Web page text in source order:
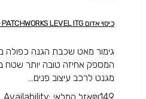
כיסוי אדום IPHONE 8 / 7 – PATCHWORKS LEVEL ITG
גימור מאט שכבת הגנה כפולה
המספק אחיזה טובה יותר שטח
מגנט לרכב עיצוב פנים...
₪149
Availability: אזל המלאי